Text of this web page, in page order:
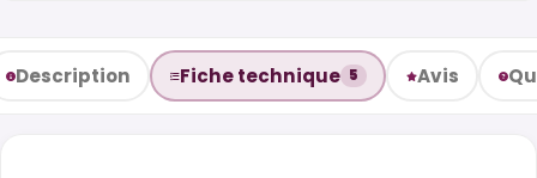
Description Fiche technique 5 Avis